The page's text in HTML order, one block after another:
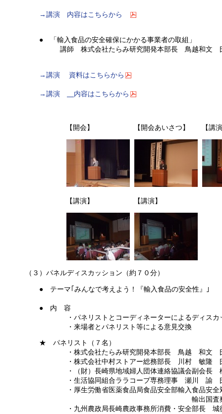
→講演 内容はこちらから
● 「輸入食品の安全確保にかかる事業者の取組」
講師 株式会社たらみ研究開発本部長 鳥越和
→講演 資料はこちらから
→講演 内容はこちらから
【開会】 【開会あいさつ】 【講
【講演】 【講演】
（３）パネルディスカッション（約７０分）
● テーマ｢みんなで考えよう！『輸入食品の安全性』｣
● 内 容
・パネリストとコーディネーターによるディスカ
・来場者とパネリスト等による意見交換
★ パネリスト（７名）
・株式会社たらみ研究開発本部長 鳥越 和文
・株式会社中村ストアー総務部長 川村 敏隆
・（財）長崎県地域婦人団体連絡協議会副会長
・生活協同組合ララコープ専務理事 瀬川 諭
・厚生労働省医薬食品局食品安全部輸入食品安全
輸出国査察専門官 近
・九州農政局長崎農政事務所消費・安全部長 城